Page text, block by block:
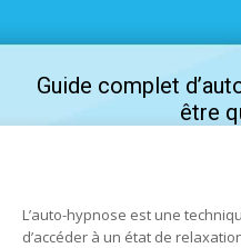
Guide complet
être
L’auto-hypnose est une
d’accéder à un état de